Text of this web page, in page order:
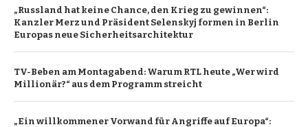
„Russland hat keine Chance, den Krieg zu gewinnen“:
Kanzler Merz und Präsident Selenskyj formen in Berlin
Europas neue Sicherheitsarchitektur
TV-Beben am Montagabend: Warum RTL heute „Wer wird
Millionär?“ aus dem Programm streicht
„Ein willkommener Vorwand für Angriffe auf Europa“: